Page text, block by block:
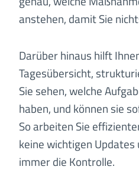
anstehen, damit Sie
Darüber hinaus hilft
Tagesübersicht,
Sie sehen, welche
haben, und können sie
So arbeiten Sie
keine wichtigen Updates
immer die Kontrolle.